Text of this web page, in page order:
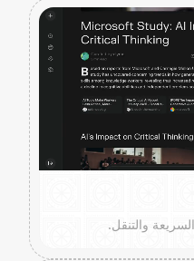
والتنقل.